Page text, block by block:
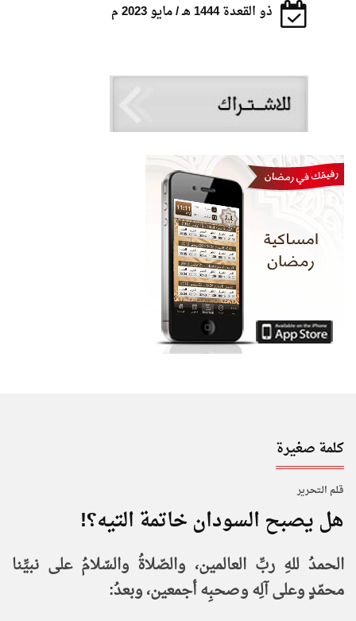
ذو القعدة 1444 هـ / مايو 2023 م
كلمة صغيرة
قـلـم الـتحـرير
هل يصبح السودان خاتمة التيه؟!
الحمدُ للهِ ربِّ العالمين، والصّلاةُ والسّلامُ على نبيِّنا
محمّدٍ وعلى آلِه وصحبِه أجمعين، وبعدُ: